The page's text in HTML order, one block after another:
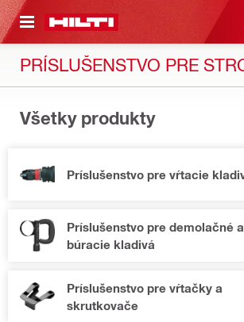
HLAVNÝ OBSAH
PRÍSLUŠENSTVO PRE
Všetky produkty
Príslušenstvo pre vŕtacie
Príslušenstvo pre demolačné a
búracie kladivá
Príslušenstvo pre vŕtačky a
skrutkovače